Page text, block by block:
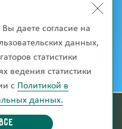
даете согласие на
данных,
статистики
ведения статистики
с Политикой в
данных.